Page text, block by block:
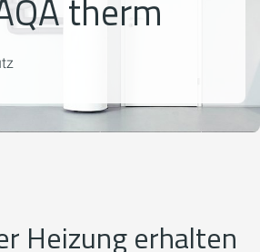
therm
Heizung erhalten